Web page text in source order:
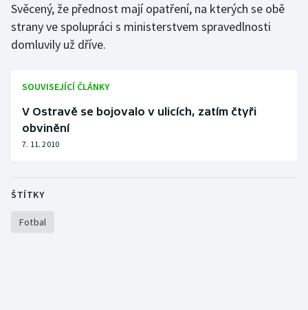
Svěcený, že přednost mají opatření, na kterých se obě
strany ve spolupráci s ministerstvem spravedlnosti
domluvily už dříve.
SOUVISEJÍCÍ ČLÁNKY
V Ostravě se bojovalo v ulicích, zatím čtyři
obvinění
7. 11. 2010
ŠTÍTKY
Fotbal